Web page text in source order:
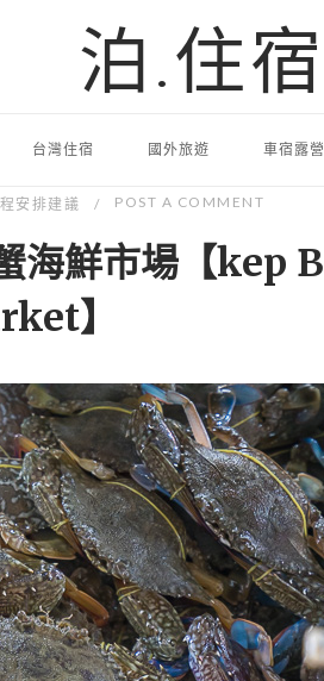
泊.住宿
台灣住宿 國外旅遊 車宿露營
安排建議 POST A COMMENT
海鮮市場【kep
】